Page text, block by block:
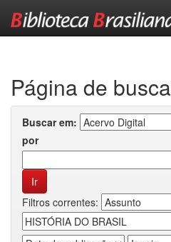
Página de busca
Buscar em:
por
Filtros correntes: